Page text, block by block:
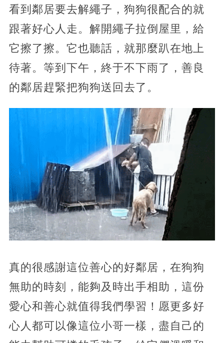
看到鄰居要去解繩子，狗狗很配合的就
跟著好心人走。解開繩子拉倒屋里，給
它擦了擦。它也聽話，就那麼趴在地上
待著。等到下午，終于不下雨了，善良
的鄰居趕緊把狗狗送回去了。
真的很感謝這位善心的好鄰居，在狗狗
無助的時刻，能夠及時出手相助，這份
愛心和善心就值得我們學習！愿更多好
心人都可以像這位小哥一樣，盡自己的